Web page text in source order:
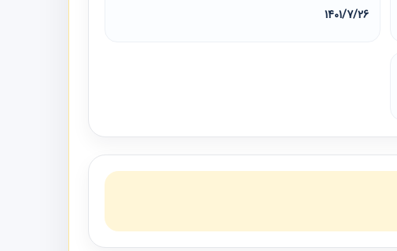
1401/7/26